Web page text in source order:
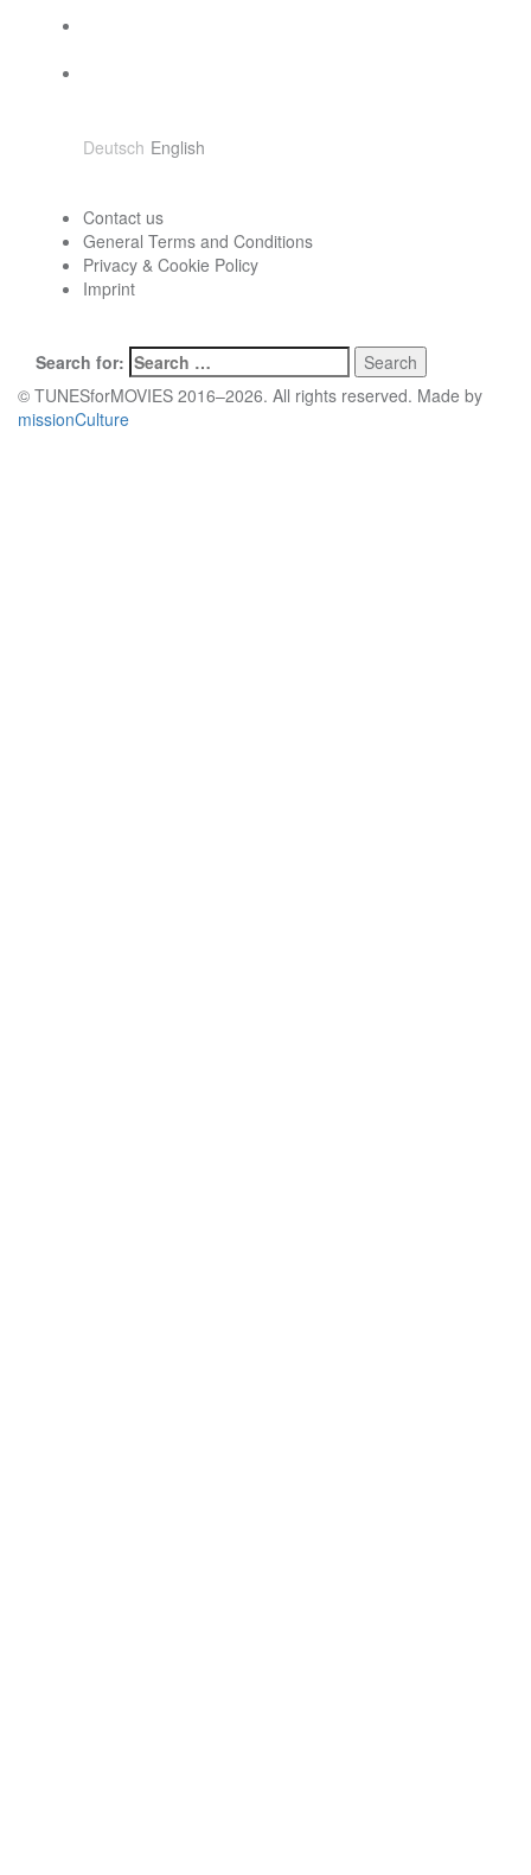
Deutsch English
Contact us
General Terms and Conditions
Privacy & Cookie Policy
Imprint
Search for:
© TUNESforMOVIES 2016–2026. All rights reserved. Made by
missionCulture